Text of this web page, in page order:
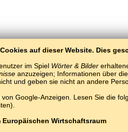
auf dieser Website. Dies
im Spiel Wörter & Bilder
anzuzeigen; Informationen über
und geben sie nicht an andere
von Google-Anzeigen. Lesen Sie die
Europäischen WirtschaftsraumCopyright ©